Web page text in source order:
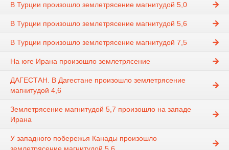
В Турции произошло землетрясение магнитудой 5,0
В Турции произошло землетрясение магнитудой 5,6
В Турции произошло землетрясение магнитудой 7,5
На юге Ирана произошло землетрясение
ДАГЕСТАН. В Дагестане произошло землетрясение
магнитудой 4,6
Землетрясение магнитудой 5,7 произошло на западе
Ирана
У западного побережья Канады произошло